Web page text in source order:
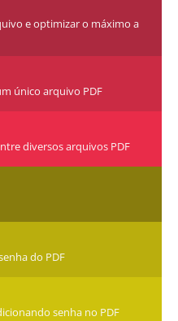
e optimizar o máximo a
único arquivo PDF
diversos arquivos PDF
do PDF
senha no PDF